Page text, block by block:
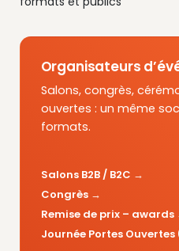
Organisateurs
Salons, congrès,
ouvertes : un même
formats.
Salons B2B / B2C
Congrès
Remise de prix – awards
Journée Portes Ouvertes